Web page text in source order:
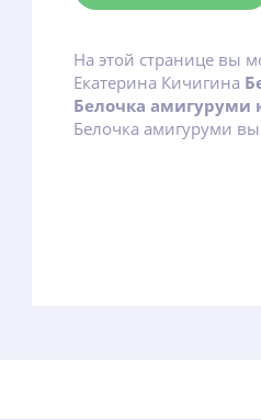
На этой странице вы
Екатерина Кичигина
Белочка амигуруми
Белочка амигуруми